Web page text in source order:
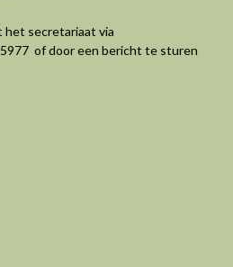
het secretariaat via
of door een bericht te sturen